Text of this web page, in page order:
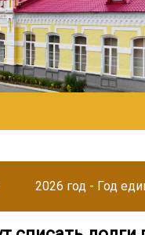
2026 год - Год